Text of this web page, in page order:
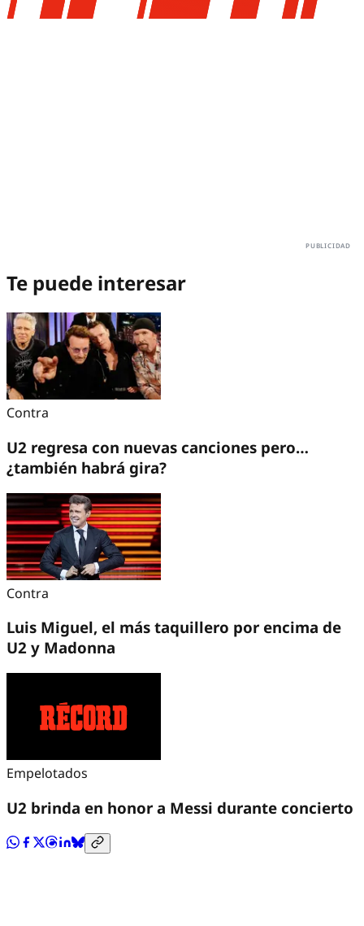
Te puede interesar
Contra
U2 regresa con nuevas canciones pero…
¿también habrá gira?
Contra
Luis Miguel, el más taquillero por encima de
U2 y Madonna
Empelotados
U2 brinda en honor a Messi durante concierto